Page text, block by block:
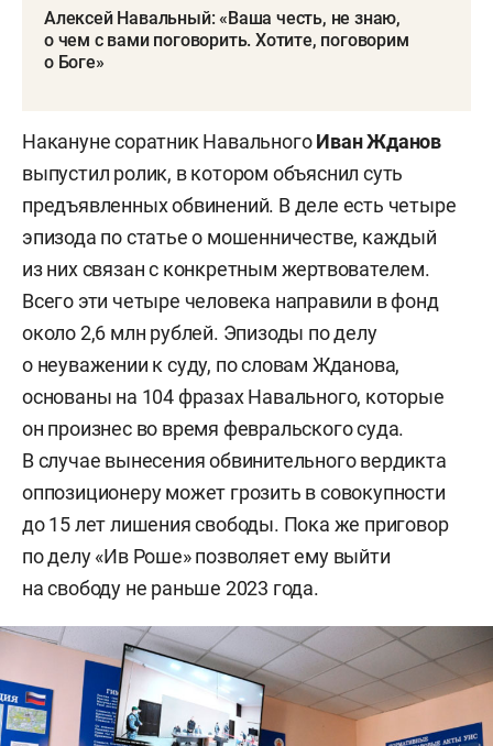
Алексей Навальный: «Ваша честь, не знаю,
о чем с вами поговорить. Хотите, поговорим
о Боге»
Накануне соратник НавальногоИван Жданов
выпустил ролик, в котором объяснил суть
предъявленных обвинений. В деле есть четыре
эпизода по статье о мошенничестве, каждый
из них связан с конкретным жертвователем.
Всего эти четыре человека направили в фонд
около 2,6 млн рублей. Эпизоды по делу
о неуважении к суду, по словам Жданова,
основаны на 104 фразах Навального, которые
он произнес во время февральского суда.
В случае вынесения обвинительного вердикта
оппозиционеру может грозить в совокупности
до 15 лет лишения свободы. Пока же приговор
по делу «Ив Роше» позволяет ему выйти
на свободу не раньше 2023 года.